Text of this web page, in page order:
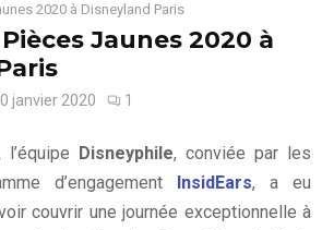
2020 à Disneyland Paris
Jaunes 2020 à
janvier 2020 1
Disneyphile, conviée par les
d’engagement
InsidEars, a eu
couvrir une journée exceptionnelle à